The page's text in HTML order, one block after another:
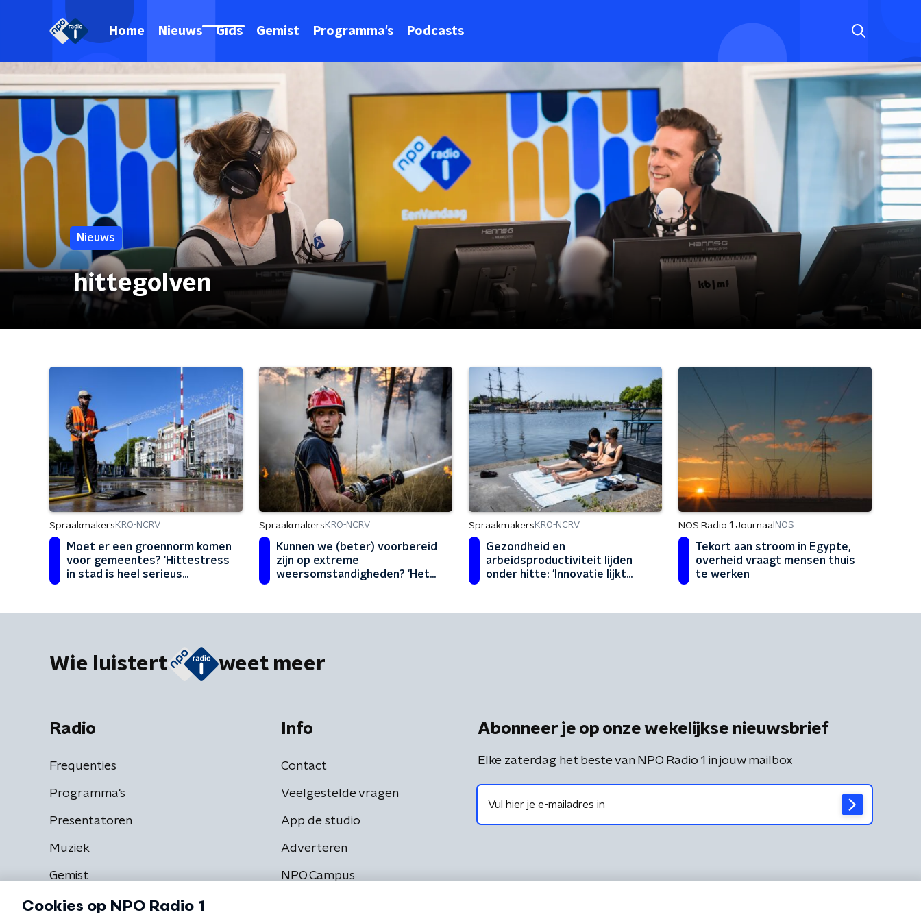
Home Nieuws Gids Gemist Programma's Podcasts
Nieuws
hittegolven
Spraakmakers KRO-NCRV
Moet er een groennorm komen
voor gemeentes? 'Hittestress
in stad is heel serieus
Spraakmakers KRO-NCRV
Kunnen we (beter) voorbereid
zijn op extreme
weersomstandigheden? 'Het
Spraakmakers KRO-NCRV
Gezondheid en
arbeidsproductiviteit lijden
onder hitte: 'Innovatie lijkt
NOS Radio 1 Journaal NOS
Tekort aan stroom in Egypte,
overheid vraagt mensen thuis
te werken
Wie luistert weet meer
Radio
Frequenties
Programma's
Presentatoren
Muziek
Gemist
Info
Contact
Veelgestelde vragen
App de studio
Adverteren
NPO Campus
Abonneer je op onze wekelijkse nieuwsbrief
Elke zaterdag het beste van NPO Radio 1 in jouw mailbox